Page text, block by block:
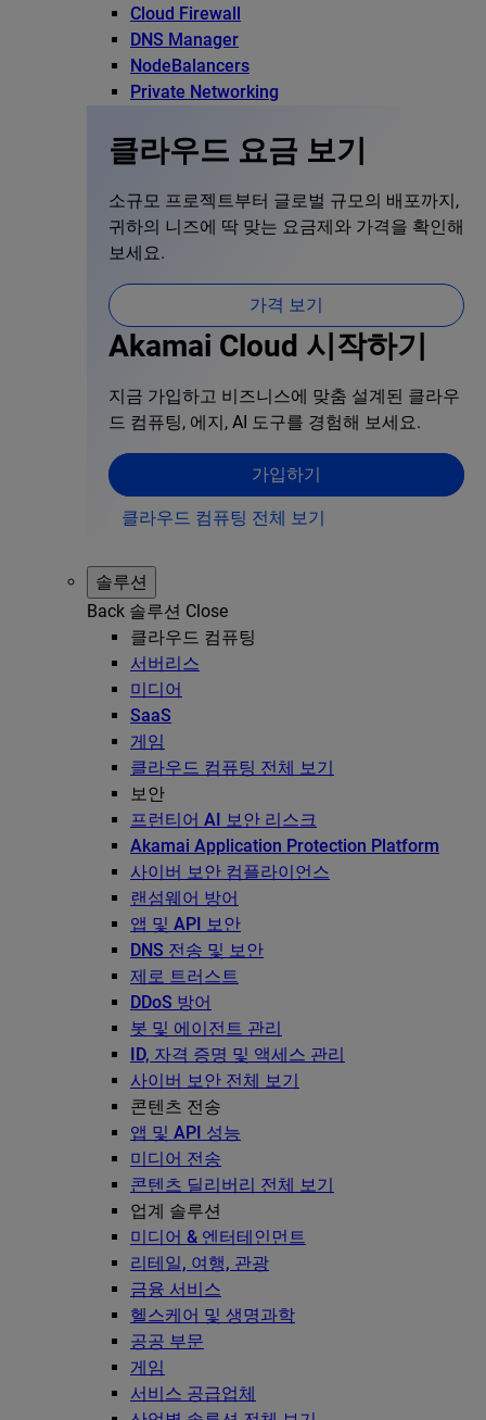
Cloud Firewall
DNS Manager
NodeBalancers
Private Networking
클라우드 요금 보기
소규모 프로젝트부터 글로벌 규모의 배포까지,
귀하의 니즈에 딱 맞는 요금제와 가격을 확인해
보세요.
가격 보기
Akamai Cloud 시작하기
지금 가입하고 비즈니스에 맞춤 설계된 클라우
드 컴퓨팅, 에지, AI 도구를 경험해 보세요.
가입하기
클라우드 컴퓨팅 전체 보기
솔루션
Back 솔루션 Close
클라우드 컴퓨팅
서버리스
미디어
SaaS
게임
클라우드 컴퓨팅 전체 보기
보안
프런티어 AI 보안 리스크
Akamai Application Protection Platform
사이버 보안 컴플라이언스
랜섬웨어 방어
앱 및 API 보안
DNS 전송 및 보안
제로 트러스트
DDoS 방어
봇 및 에이전트 관리
ID, 자격 증명 및 액세스 관리
사이버 보안 전체 보기
콘텐츠 전송
앱 및 API 성능
미디어 전송
콘텐츠 딜리버리 전체 보기
업계 솔루션
미디어 & 엔터테인먼트
리테일, 여행, 관광
금융 서비스
헬스케어 및 생명과학
공공 부문
게임
서비스 공급업체